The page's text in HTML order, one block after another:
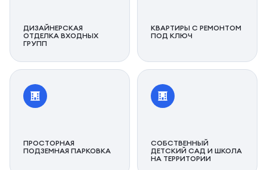
ДИЗАЙНЕРСКАЯ
ОТДЕЛКА ВХОДНЫХ
ГРУПП
КВАРТИРЫ С РЕМОНТОМ
ПОД КЛЮЧ
ПРОСТОРНАЯ
ПОДЗЕМНАЯ ПАРКОВКА
СОБСТВЕННЫЙ
ДЕТСКИЙ САД И ШКОЛА
НА ТЕРРИТОРИИ